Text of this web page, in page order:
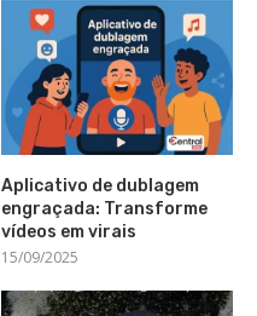
Aplicativo de dublagem
engraçada: Transforme
vídeos em virais
15/09/2025